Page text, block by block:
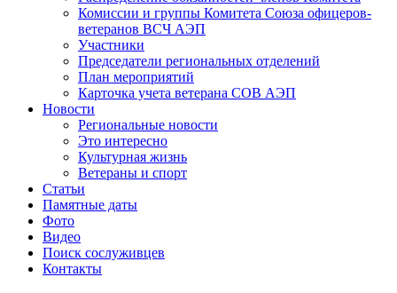
Комиссии и группы Комитета Союза офицеров-
ветеранов ВСЧ АЭП
Участники
Председатели региональных отделений
План мероприятий
Карточка учета ветерана CОВ АЭП
Новости
Региональные новости
Это интересно
Культурная жизнь
Ветераны и спорт
Статьи
Памятные даты
Фото
Видео
Поиск сослуживцев
Контакты